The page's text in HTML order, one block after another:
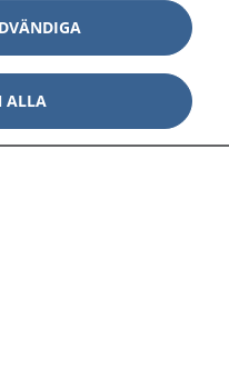
Visa
Visa
ALLA